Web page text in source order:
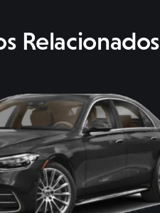
Relacionados